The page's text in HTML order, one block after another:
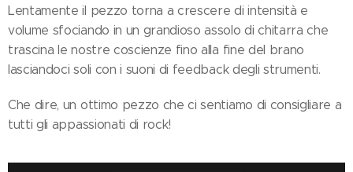
Lentamente il pezzo torna a crescere di intensità e
volume sfociando in un grandioso assolo di chitarra che
trascina le nostre coscienze fino alla fine del brano
lasciandoci soli con i suoni di feedback degli strumenti.
Che dire, un ottimo pezzo che ci sentiamo di consigliare a
tutti gli appassionati di rock!